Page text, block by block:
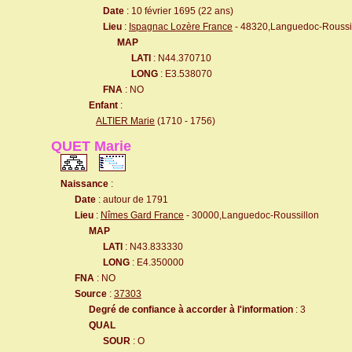
Date : 10 février 1695 (22 ans)
Lieu : Ispagnac Lozère France - 48320,Languedoc-
MAP
LATI : N44.370710
LONG : E3.538070
FNA : NO
Enfant :
ALTIER Marie (1710 - 1756)
QUET Marie
Naissance :
Date : autour de 1791
Lieu : Nîmes Gard France - 30000,Languedoc-Roussillon
MAP
LATI : N43.833330
LONG : E4.350000
FNA : NO
Source : 37303
Degré de confiance à accorder à l'information : 3
QUAL
SOUR : O